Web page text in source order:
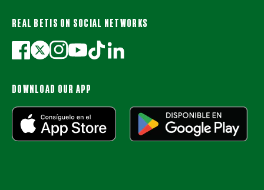
REAL BETIS ON SOCIAL NETWORKS
DOWNLOAD OUR APP